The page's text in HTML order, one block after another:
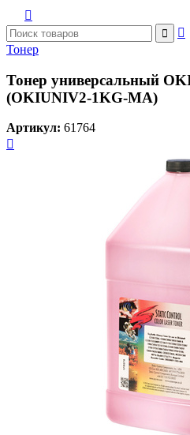



Тонер
Тонер универсальный
(OKIUNIV2-1KG-MA)
Артикул: 61764
